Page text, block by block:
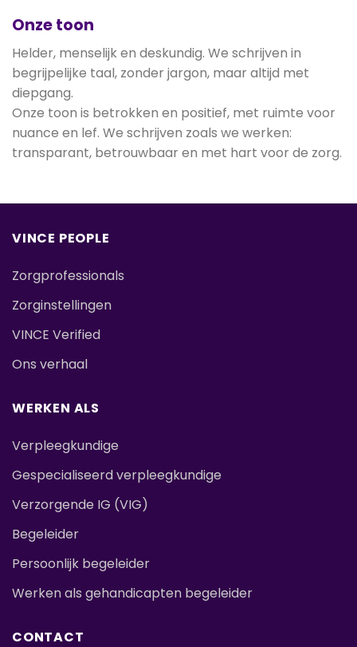
Onze toon
Helder, menselijk en deskundig. We schrijven in
begrijpelijke taal, zonder jargon, maar altijd met
diepgang.
Onze toon is betrokken en positief, met ruimte voor
nuance en lef. We schrijven zoals we werken:
transparant, betrouwbaar en met hart voor de zorg.
VINCE PEOPLE
Zorgprofessionals
Zorginstellingen
VINCE Verified
Ons verhaal
WERKEN ALS
Verpleegkundige
Gespecialiseerd verpleegkundige
Verzorgende IG (VIG)
Begeleider
Persoonlijk begeleider
Werken als gehandicapten begeleider
CONTACT